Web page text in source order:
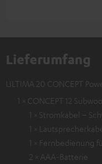
Lieferumfang
ULTIMA 20 CONCEPT
1 × CONCEPT 12
1 × Stromkabel –
1 ×
1 × Fernbedienung
2 × AAA-Batterie